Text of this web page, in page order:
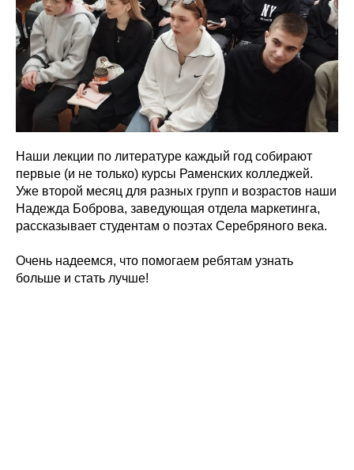
Наши лекции по литературе каждый год собирают
первые (и не только) курсы Раменских колледжей.
Уже второй месяц для разных групп и возрастов наши
Надежда Боброва, заведующая отдела маркетинга,
рассказывает студентам о поэтах Серебряного века.
Очень надеемся, что помогаем ребятам узнать
больше и стать лучше!